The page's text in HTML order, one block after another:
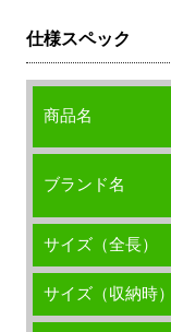
仕様スペック
商品名
ブランド名
サイズ（全長）
サイズ（収納時）